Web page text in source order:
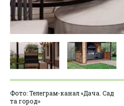
Фото: Телеграм-канал «Дача. Сад
та город»